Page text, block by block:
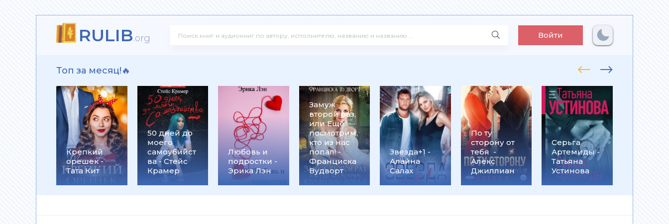
RULIB.org Войти
Топ за месяц!🔥
Крепкий
орешек -
Тата Кит
50 дней до
моего
самоубийст
ва - Стейс
Крамер
Любовь и
подростки -
Эрика Лэн
Замуж
второй раз,
или Ещё
посмотрим,
кто из нас
попал! -
Франциска
Вудворт
Звезда+1 -
Алайна
Салах
По ту
сторону от
тебя -
Алекс
Джиллиан
Серьга
Артемиды -
Татьяна
Устинова
на
- Ольга
Громыко
- Ольга Громыко
Петерсен
Глебов
Лукьяненко